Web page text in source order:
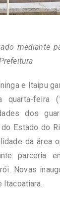
mediante
e Itaipu
quarta-feira
dos
Estado do
da área
parceria
Novas
Itacoatiara.